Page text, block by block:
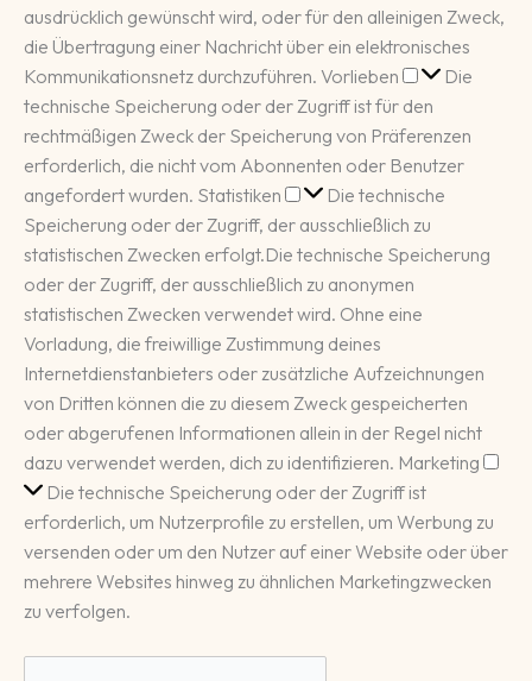
ausdrücklich gewünscht wird, oder für den alleinigen Zweck,
die Übertragung einer Nachricht über ein elektronisches
Kommunikationsnetz durchzuführen. Vorlieben Vorlieben
Die
technische Speicherung oder der Zugriff ist für den
rechtmäßigen Zweck der Speicherung von Präferenzen
erforderlich, die nicht vom Abonnenten oder Benutzer
angefordert wurden. Statistiken Statistiken
Die technische
Speicherung oder der Zugriff, der ausschließlich zu
statistischen Zwecken erfolgt.Die technische Speicherung
oder der Zugriff, der ausschließlich zu anonymen
statistischen Zwecken verwendet wird. Ohne eine
Vorladung, die freiwillige Zustimmung deines
Internetdienstanbieters oder zusätzliche Aufzeichnungen
von Dritten können die zu diesem Zweck gespeicherten
oder abgerufenen Informationen allein in der Regel nicht
dazu verwendet werden, dich zu identifizieren. Marketing
Die technische Speicherung oder der Zugriff ist
erforderlich, um Nutzerprofile zu erstellen, um Werbung zu
versenden oder um den Nutzer auf einer Website oder über
mehrere Websites hinweg zu ähnlichen Marketingzwecken
zu verfolgen.